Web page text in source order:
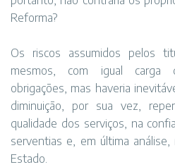
Reforma?
Os riscos assumidos pelos
mesmos, com igual carga
obrigações, mas haveria
diminuição, por sua vez,
qualidade dos serviços, na
serventias e, em última análise,
Estado.